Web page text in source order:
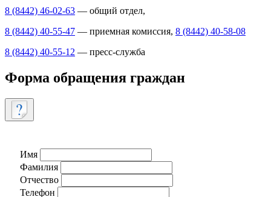
8 (8442) 46-02-63 — общий отдел,
8 (8442) 40-55-47 — приемная комиссия, 8 (8442) 40-58-08
8 (8442) 40-55-12 — пресс-служба
Форма обращения граждан
Имя
Фамилия
Отчество
Телефон